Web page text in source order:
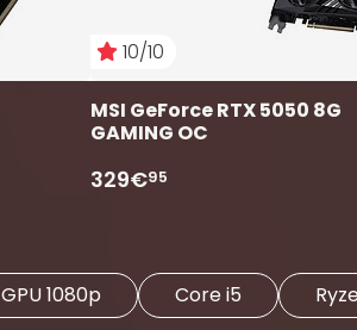
10/10
MSI GeForce RTX 5050 8G
GAMING OC
329€95
GPU 1080p Core i5